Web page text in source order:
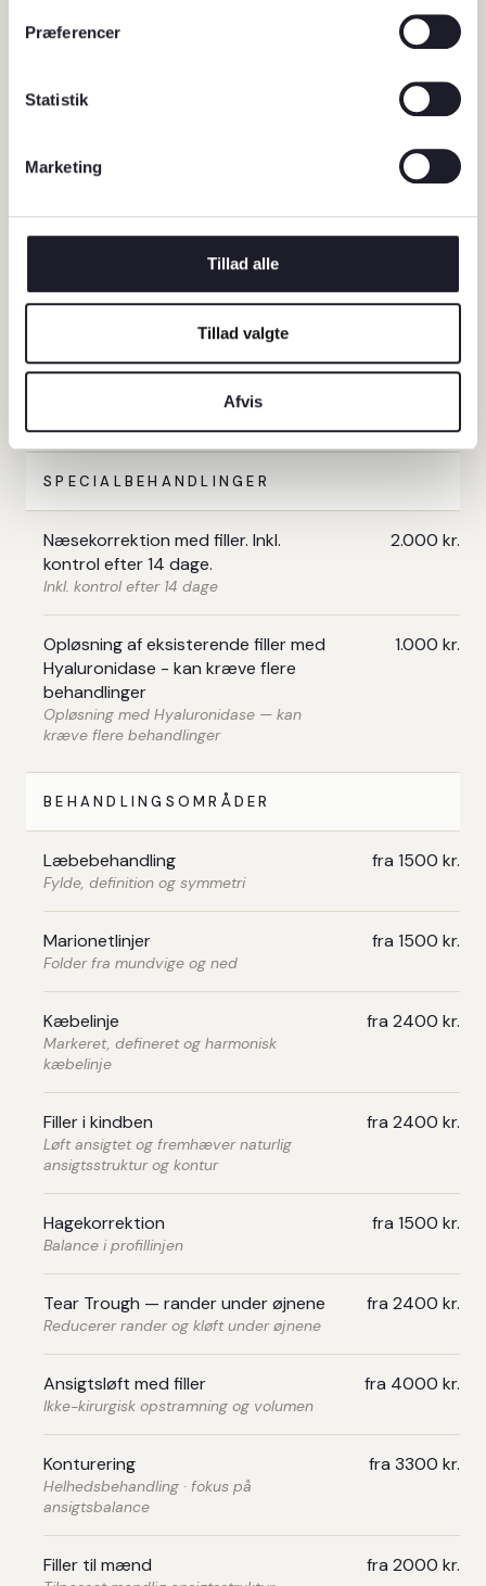
Præferencer
Statistik
Marketing
Tillad alle
Tillad valgte
Afvis
4.000 kr.
Restylane 0,5 ml. 1.800 kr.
Restylane 1 ml. 2.500 kr.
Restylane 2 ml. 4.000 kr.
SPECIALBEHANDLINGER
Næsekorrektion med filler. Inkl.
kontrol efter 14 dage.
Inkl. kontrol efter 14 dage
2.000 kr.
Opløsning af eksisterende filler med
Hyaluronidase - kan kræve flere
behandlinger
Opløsning med Hyaluronidase — kan
kræve flere behandlinger
1.000 kr.
BEHANDLINGSOMRÅDER
Læbebehandling
Fylde, definition og symmetri
fra 1500 kr.
Marionetlinjer
Folder fra mundvige og ned
fra 1500 kr.
Kæbelinje
Markeret, defineret og harmonisk
kæbelinje
fra 2400 kr.
Filler i kindben
Løft ansigtet og fremhæver naturlig
ansigtsstruktur og kontur
fra 2400 kr.
Hagekorrektion
Balance i profillinjen
fra 1500 kr.
Tear Trough — rander under øjnene
Reducerer rander og kløft under øjnene
fra 2400 kr.
Ansigtsløft med filler
Ikke-kirurgisk opstramning og volumen
fra 4000 kr.
Konturering
Helhedsbehandling · fokus på
ansigtsbalance
fra 3300 kr.
Filler til mænd fra 2000 kr.